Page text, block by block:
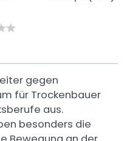
gegen
für Trockenbauer
aus.
besonders die